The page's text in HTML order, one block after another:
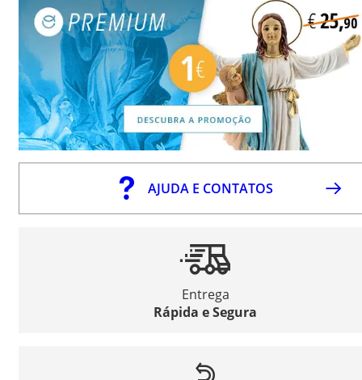
AJUDA E CONTATOS
Entrega
Rápida e Segura